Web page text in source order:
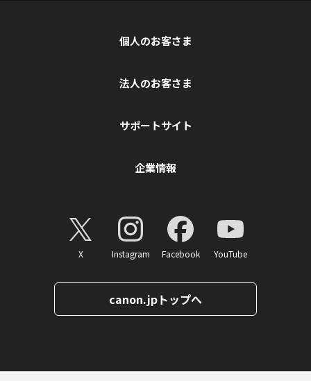
個人のお客さま
法人のお客さま
サポートサイト
企業情報
X Instagram Facebook YouTube
canon.jpトップへ